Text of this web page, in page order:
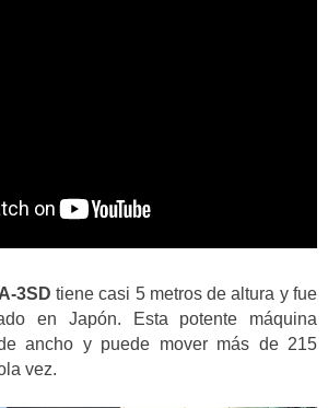
3SD tiene casi 5 metros de altura y fue
en Japón. Esta potente máquina
ancho y puede mover más de 215
vez.